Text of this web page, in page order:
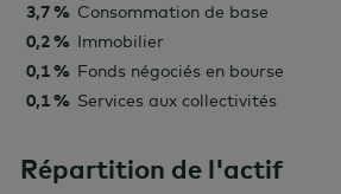
3,7 % Consommation de base
0,2 % Immobilier
0,1 % Fonds négociés en bourse
0,1 % Services aux collectivités
Répartition de l'actif